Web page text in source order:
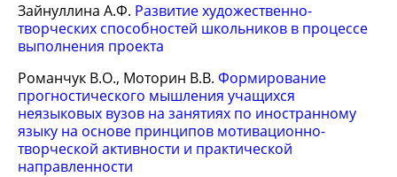
Зайнуллина А.Ф. Развитие художественно-
творческих способностей школьников в процессе
выполнения проекта
Романчук В.О., Моторин В.В. Формирование
прогностического мышления учащихся
неязыковых вузов на занятиях по иностранному
языку на основе принципов мотивационно-
творческой активности и практической
направленности